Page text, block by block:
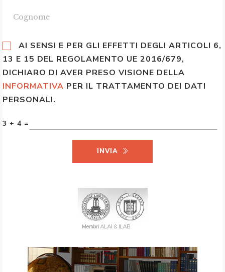
AI SENSI E PER GLI EFFETTI DEGLI ARTICOLI 6,
13 E 15 DEL REGOLAMENTO UE 2016/679,
DICHIARO DI AVER PRESO VISIONE DELLA
INFORMATIVA PER IL TRATTAMENTO DEI DATI
PERSONALI.
3 + 4 =
INVIA